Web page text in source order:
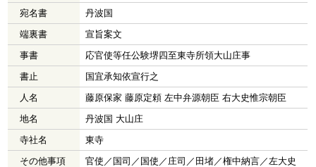
宛名書
丹波国
端裏書
宣旨案文
事書
応官使等任公験堺四至東寺所領大山庄事
書止
国宜承知依宣行之
人名
藤原保家 藤原定頼 左中弁源朝臣 右大史惟宗朝臣
地名
丹波国 大山庄
寺社名
東寺
その他事項
官使／国司／国使／庄司／田堵／権中納言／左大史